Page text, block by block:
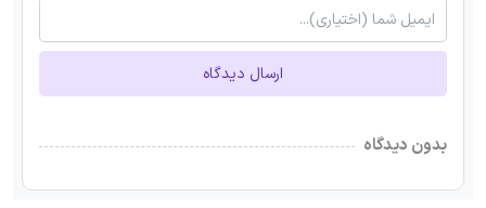
ارسال دیدگاه
بدون دیدگاه